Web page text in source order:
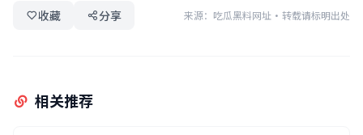
收藏 分享 来源：吃瓜黑料网址 · 转载请标明出处
相关推荐